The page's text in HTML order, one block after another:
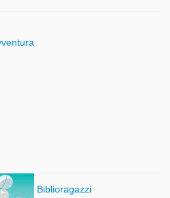
Biblioragazzi